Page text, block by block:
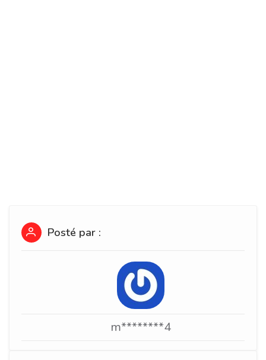
Posté par :
m********4